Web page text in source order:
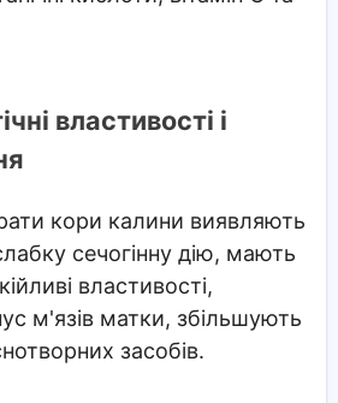
властивості і
кори калини виявляють
сечогінну дію, мають
властивості,
м'язів матки, збільшують
засобів.